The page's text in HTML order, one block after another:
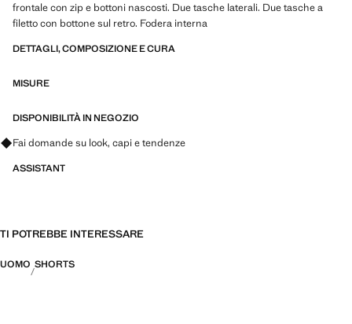
frontale con zip e bottoni nascosti. Due tasche laterali. Due tasche a
filetto con bottone sul retro. Fodera interna
DETTAGLI, COMPOSIZIONE E CURA
MISURE
DISPONIBILITÀ IN NEGOZIO
Fai domande su look, capi e tendenze
ASSISTANT
TI POTREBBE INTERESSARE
UOMO SHORTS